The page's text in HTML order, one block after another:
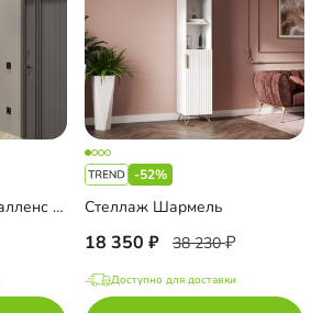
Торцевой стеллаж Салленс с полками
-52%
Стеллаж Шармель
18 350 38 230
Доступно для доставки